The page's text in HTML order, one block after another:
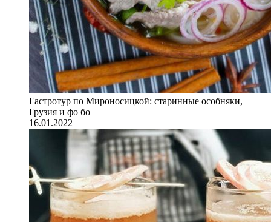
Гастротур по Мироносицкой: старинные особняки,
Грузия и фо бо
16.01.2022